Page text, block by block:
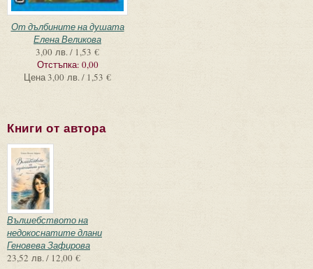
От дълбините на душата
Елена Великова
3,00 лв. / 1,53 €
Отстъпка: 0,00
Цена3,00 лв. / 1,53 €
Книги от автора
Вълшебството на
недокоснатите длани
Геновева Зафирова
23,52 лв. / 12,00 €